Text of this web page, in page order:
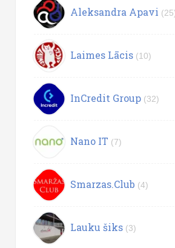
Aleksandra Apavi
Laimes Lācis (10)
InCredit Group (32)
Nano IT (7)
Smarzas.Club (4)
Lauku šiks (3)